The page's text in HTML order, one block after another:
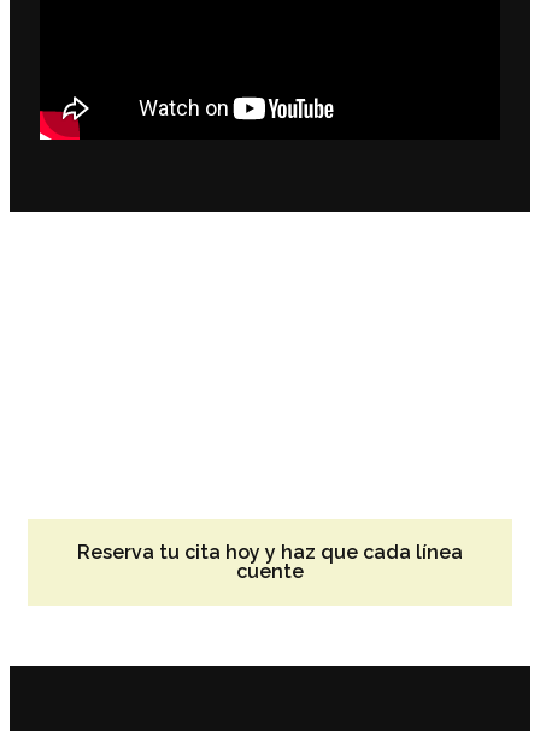
Reserva tu cita hoy y haz que cada línea
cuente